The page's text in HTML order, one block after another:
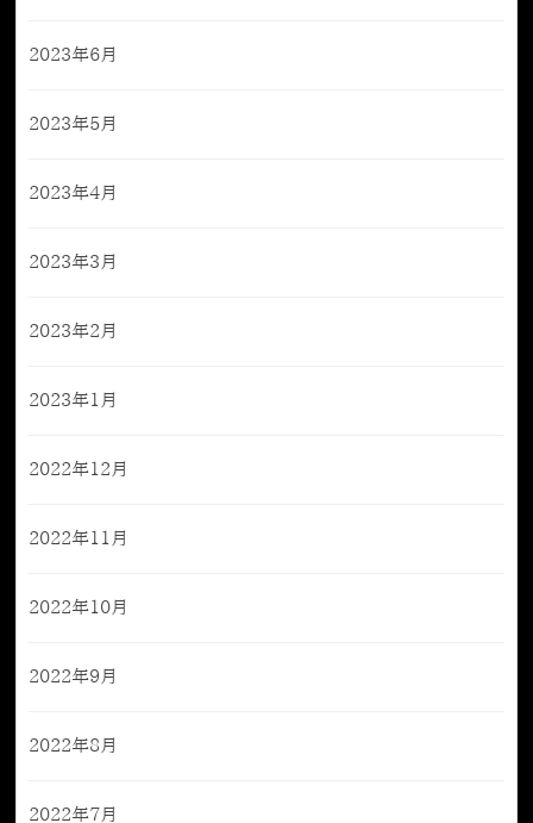
2023年6月
2023年5月
2023年4月
2023年3月
2023年2月
2023年1月
2022年12月
2022年11月
2022年10月
2022年9月
2022年8月
2022年7月